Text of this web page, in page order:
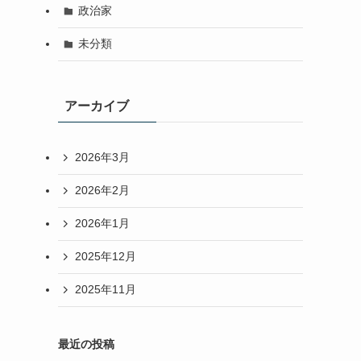
政治家
未分類
アーカイブ
2026年3月
2026年2月
2026年1月
2025年12月
2025年11月
最近の投稿